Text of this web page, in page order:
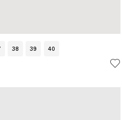
38 39 40